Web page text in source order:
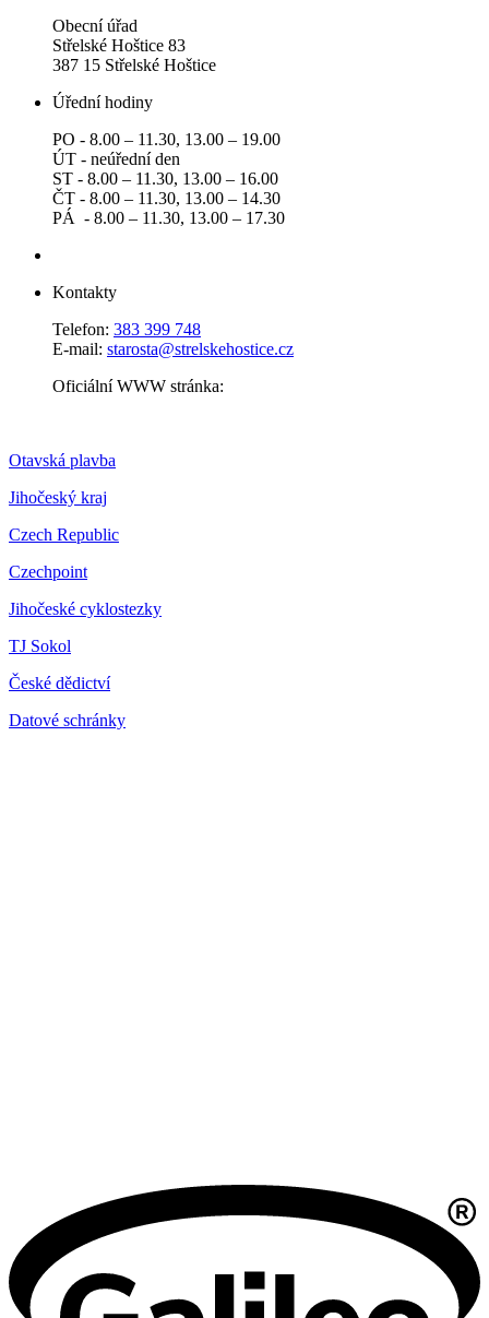
Obecní úřad
Střelské Hoštice 83
387 15 Střelské Hoštice
Úřední hodiny
PO - 8.00 – 11.30, 13.00 – 19.00
ÚT - neúřední den
ST - 8.00 – 11.30, 13.00 – 16.00
ČT - 8.00 – 11.30, 13.00 – 14.30
PÁ - 8.00 – 11.30, 13.00 – 17.30
Kontakty
Telefon: 383 399 748
E-mail: starosta@strelskehostice.cz
Oficiální WWW stránka:
Otavská plavba
Jihočeský kraj
Czech Republic
Czechpoint
Jihočeské cyklostezky
TJ Sokol
České dědictví
Datové schránky